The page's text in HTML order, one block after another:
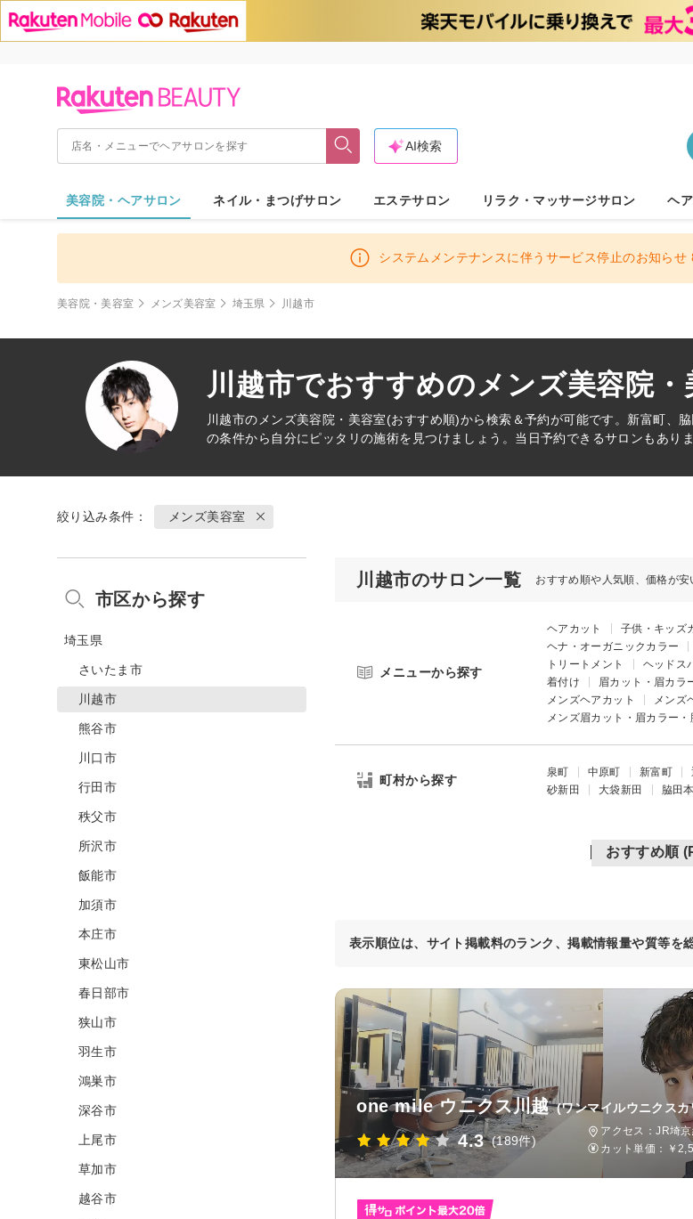
AI検索
美容院・ヘアサロン ネイル・まつげサロン エステサロン リラク・マッサージサロン ヘ
システムメンテナンスに伴うサービス停止のお知ら
美容院・美容室 メンズ美容室 埼玉県 川越市
川越市でおすすめのメンズ美容院・
川越市のメンズ美容院・美容室(おすすめ順)から検索＆予約が可能です。新富町、
の条件から自分にピッタリの施術を見つけましょう。当日予約できるサロンもありま
絞り込み条件： メンズ美容室
川越市のサロン一覧 おすすめ順や人気順、価格が
メニューから探す
ヘアカット 子供・キッズ
ヘナ・オーガニックカラー
トリートメント
ヘッドス
着付け
眉カット・眉カラ
メンズヘアカット
メンズ
メンズ眉カット・眉カラー
町村から探す
泉町 中原町 新富町
砂新田
大袋新田 脇田
おすすめ順
表示順位は、サイト掲載料のランク、掲載情報量や質等を
one mile ウニクス川越 (ワンマイルウニクスカ
4.3 (189件)
アクセス：JR埼
カット単価：
￥
市区から探す
埼玉県
さいたま市
川越市
熊谷市
川口市
行田市
秩父市
所沢市
飯能市
加須市
本庄市
東松山市
春日部市
狭山市
羽生市
鴻巣市
深谷市
上尾市
草加市
越谷市